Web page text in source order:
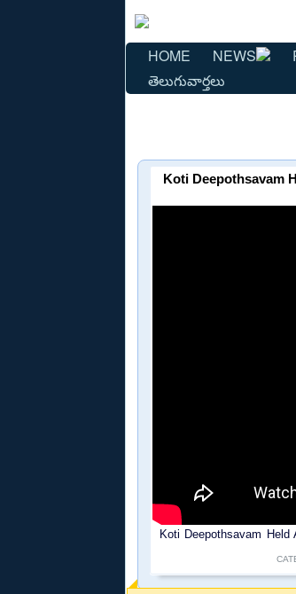
HOME NEWS
తెలుగువార్తలు
Koti Deepothsavam
Koti Deepothsavam